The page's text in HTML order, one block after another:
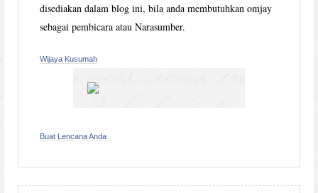
disediakan dalam blog ini, bila anda membutuhkan omjay
sebagai pembicara atau Narasumber.
Wijaya Kusumah
Buat Lencana Anda